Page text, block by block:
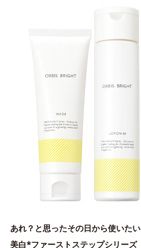
あれ？と思ったその日から使いたい
美白*ファーストステップシリーズ